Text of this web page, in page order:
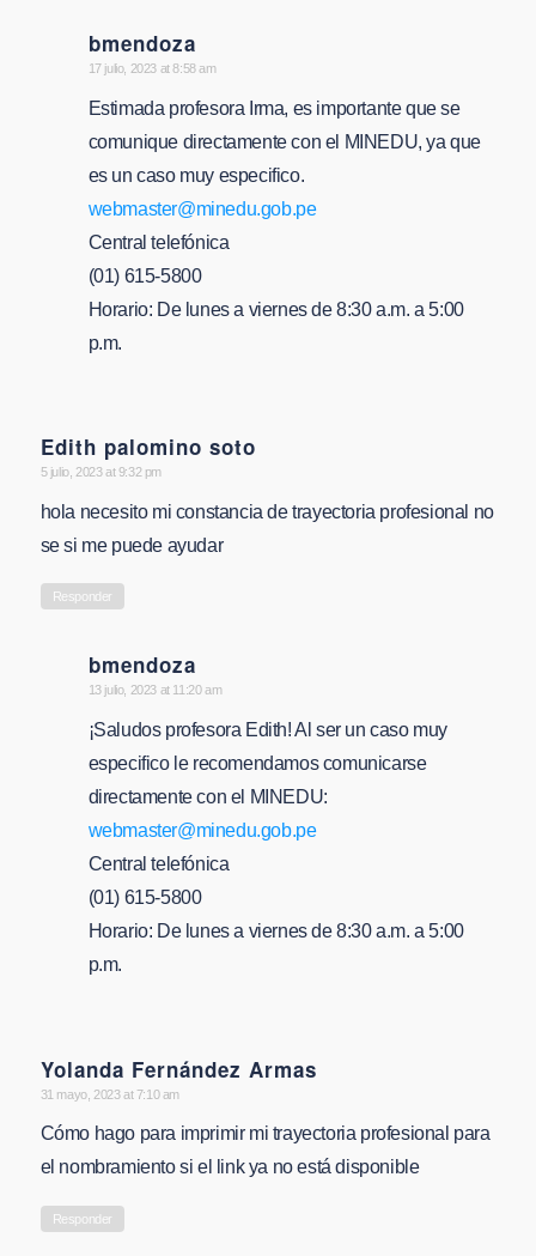
bmendoza
says:
17 julio, 2023 at 8:58 am
Estimada profesora Irma, es importante que se
comunique directamente con el MINEDU, ya que
es un caso muy especifico.
webmaster@minedu.gob.pe
Central telefónica
(01) 615-5800
Horario: De lunes a viernes de 8:30 a.m. a 5:00
p.m.
Edith palomino soto
says:
5 julio, 2023 at 9:32 pm
hola necesito mi constancia de trayectoria profesional no
se si me puede ayudar
Responder
bmendoza
says:
13 julio, 2023 at 11:20 am
¡Saludos profesora Edith! Al ser un caso muy
especifico le recomendamos comunicarse
directamente con el MINEDU:
webmaster@minedu.gob.pe
Central telefónica
(01) 615-5800
Horario: De lunes a viernes de 8:30 a.m. a 5:00
p.m.
Yolanda Fernández Armas
says:
31 mayo, 2023 at 7:10 am
Cómo hago para imprimir mi trayectoria profesional para
el nombramiento si el link ya no está disponible
Responder